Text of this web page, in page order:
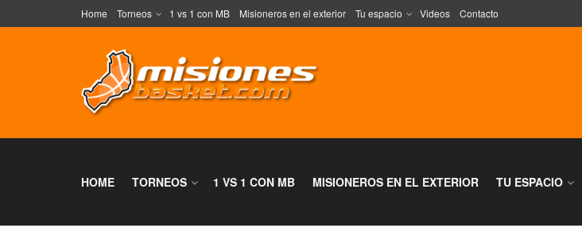
Home Torneos 1 vs 1 con MB Misioneros en el exterior Tu espacio Videos Contacto
HOME TORNEOS 1 VS 1 CON MB MISIONEROS EN EL EXTERIOR TU ESPACIO